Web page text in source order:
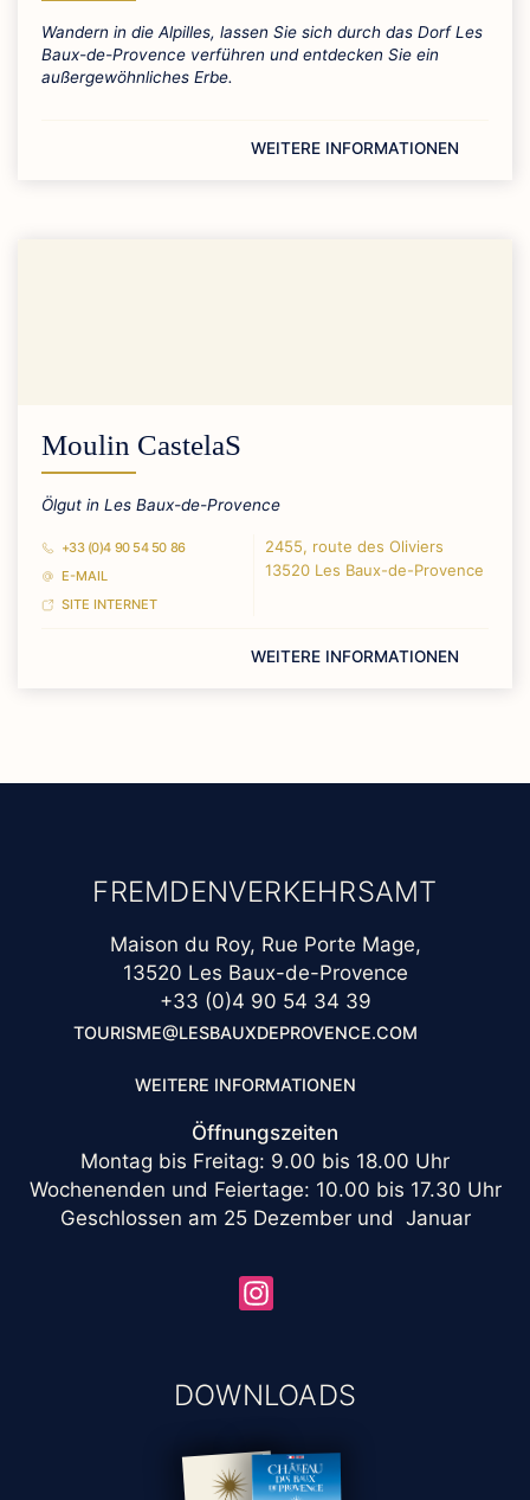
Wandern in die Alpilles, lassen Sie sich durch das Dorf Les
Baux-de-Provence verführen und entdecken Sie ein
außergewöhnliches Erbe.
WEITERE INFORMATIONEN
Moulin CastelaS
Ölgut in Les Baux-de-Provence
+33 (0)4 90 54 50 86
E-MAIL
SITE INTERNET
2455, route des Oliviers
13520 Les Baux-de-Provence
WEITERE INFORMATIONEN
FREMDENVERKEHRSAMT
Maison du Roy, Rue Porte Mage,
13520 Les Baux-de-Provence
+33 (0)4 90 54 34 39
TOURISME@LESBAUXDEPROVENCE.COM
WEITERE INFORMATIONEN
Öffnungszeiten
Montag bis Freitag: 9.00 bis 18.00 Uhr
Wochenenden und Feiertage: 10.00 bis 17.30 Uhr
Geschlossen am 25 Dezember und Januar
DOWNLOADS